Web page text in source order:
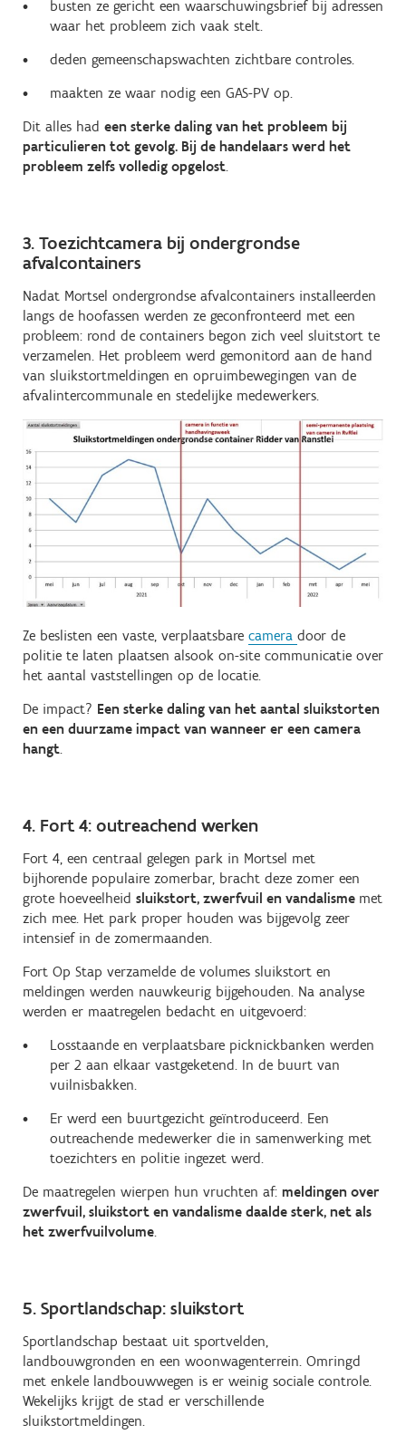
busten ze gericht een waarschuwingsbrief bij adressen
waar het probleem zich vaak stelt.
deden gemeenschapswachten zichtbare controles.
maakten ze waar nodig een GAS-PV op.
Dit alles had een sterke daling van het probleem bij
particulieren tot gevolg. Bij de handelaars werd het
probleem zelfs volledig opgelost.
3. Toezichtcamera bij ondergrondse
afvalcontainers
Nadat Mortsel ondergrondse afvalcontainers installeerden
langs de hoofassen werden ze geconfronteerd met een
probleem: rond de containers begon zich veel sluitstort te
verzamelen. Het probleem werd gemonitord aan de hand
van sluikstortmeldingen en opruimbewegingen van de
afvalintercommunale en stedelijke medewerkers.
Ze beslisten een vaste, verplaatsbare camera door de
politie te laten plaatsen alsook on-site communicatie over
het aantal vaststellingen op de locatie.
De impact? Een sterke daling van het aantal sluikstorten
en een duurzame impact van wanneer er een camera
hangt
4. Fort 4: outreachend werken
Fort 4, een centraal gelegen park in Mortsel met
bijhorende populaire zomerbar, bracht deze zomer een
grote hoeveelheid sluikstort, zwerfvuil en vandalisme met
zich mee. Het park proper houden was bijgevolg zeer
intensief in de zomermaanden.
Fort Op Stap verzamelde de volumes sluikstort en
meldingen werden nauwkeurig bijgehouden. Na analyse
werden er maatregelen bedacht en uitgevoerd:
Losstaande en verplaatsbare picknickbanken werden
per 2 aan elkaar vastgeketend. In de buurt van
vuilnisbakken.
Er werd een buurtgezicht geïntroduceerd. Een
outreachende medewerker die in samenwerking met
toezichters en politie ingezet werd.
De maatregelen wierpen hun vruchten af: meldingen over
zwerfvuil, sluikstort en vandalisme daalde sterk, net als
het zwerfvuilvolume
5. Sportlandschap: sluikstort
Sportlandschap bestaat uit sportvelden,
landbouwgronden en een woonwagenterrein. Omringd
met enkele landbouwwegen is er weinig sociale controle.
Wekelijks krijgt de stad er verschillende
sluikstortmeldingen.